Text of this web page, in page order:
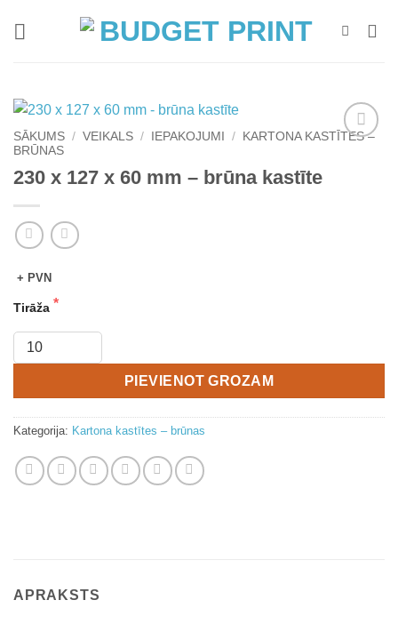
SĀKUMS / VEIKALS / IEPAKOJUMI /
KARTONA KASTĪTES –
BRŪNAS
230 x 127 x 60 mm – brūna kastīte
+ PVN
Tirāža
PIEVIENOT GROZAM
Kategorija: Kartona kastītes – brūnas
APRAKSTS